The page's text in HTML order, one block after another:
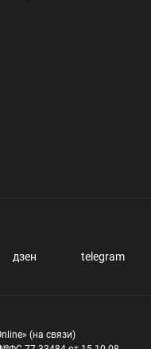
дзен telegram
(на связи)